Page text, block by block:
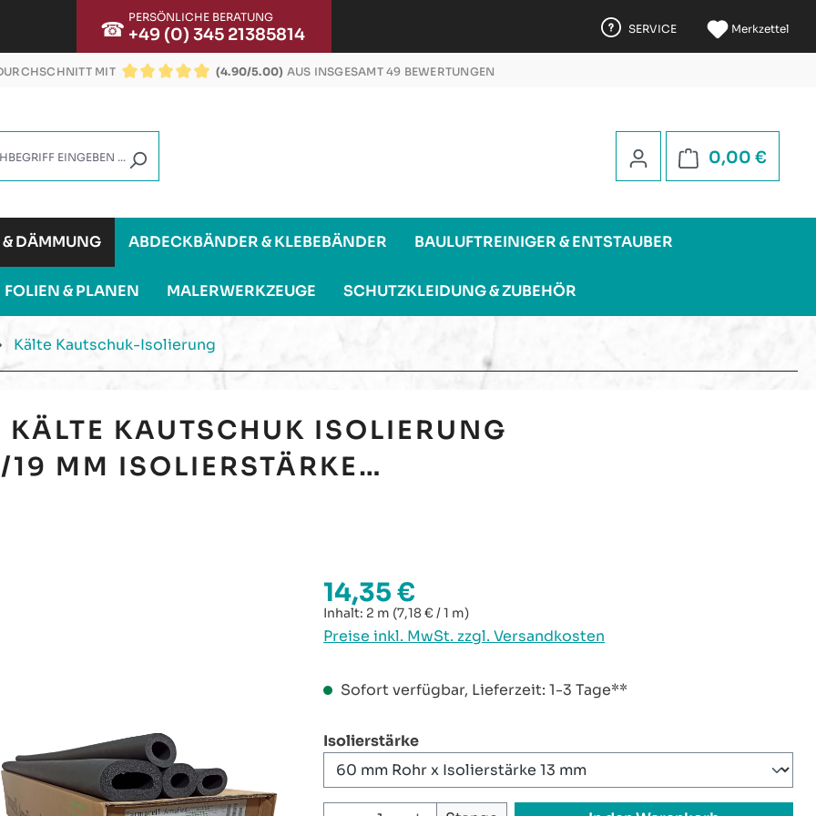
☎ PERSÖNLICHE BERATUNG
+49 (0) 345 21385814 SERVICE Merkzettel
MIT
(4.90/5.00) AUS INSGESAMT 49 BEWERTUNGEN
0,00 €
DÄMMUNG ABDECKBÄNDER & KLEBEBÄNDER BAULUFTREINIGER & ENTSTAUBER
FOLIEN & PLANEN MALERWERKZEUGE SCHUTZKLEIDUNG & ZUBEHÖR
Kälte Kautschuk-Isolierung
KAUTSCHUK ISOLIERUNG
MM ISOLIERSTÄRKE…
Regulärer Preis:
14,35 €
Inhalt: 2 m (7,18 € / 1 m)
Preise inkl. MwSt. zzgl. Versandkosten
Sofort verfügbar, Lieferzeit: 1-3 Tage**
Isolierstärkeauswählen